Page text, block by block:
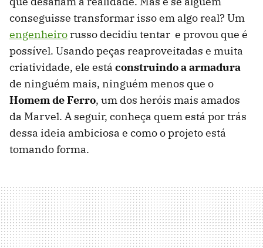
conseguisse transformar isso em algo real? Um
engenheiro russo decidiu tentar e provou que é
possível. Usando peças reaproveitadas e muita
criatividade, ele está construindo a armadura
de ninguém mais, ninguém menos que o
Homem de Ferro, um dos heróis mais amados
da Marvel. A seguir, conheça quem está por trás
dessa ideia ambiciosa e como o projeto está
tomando forma.